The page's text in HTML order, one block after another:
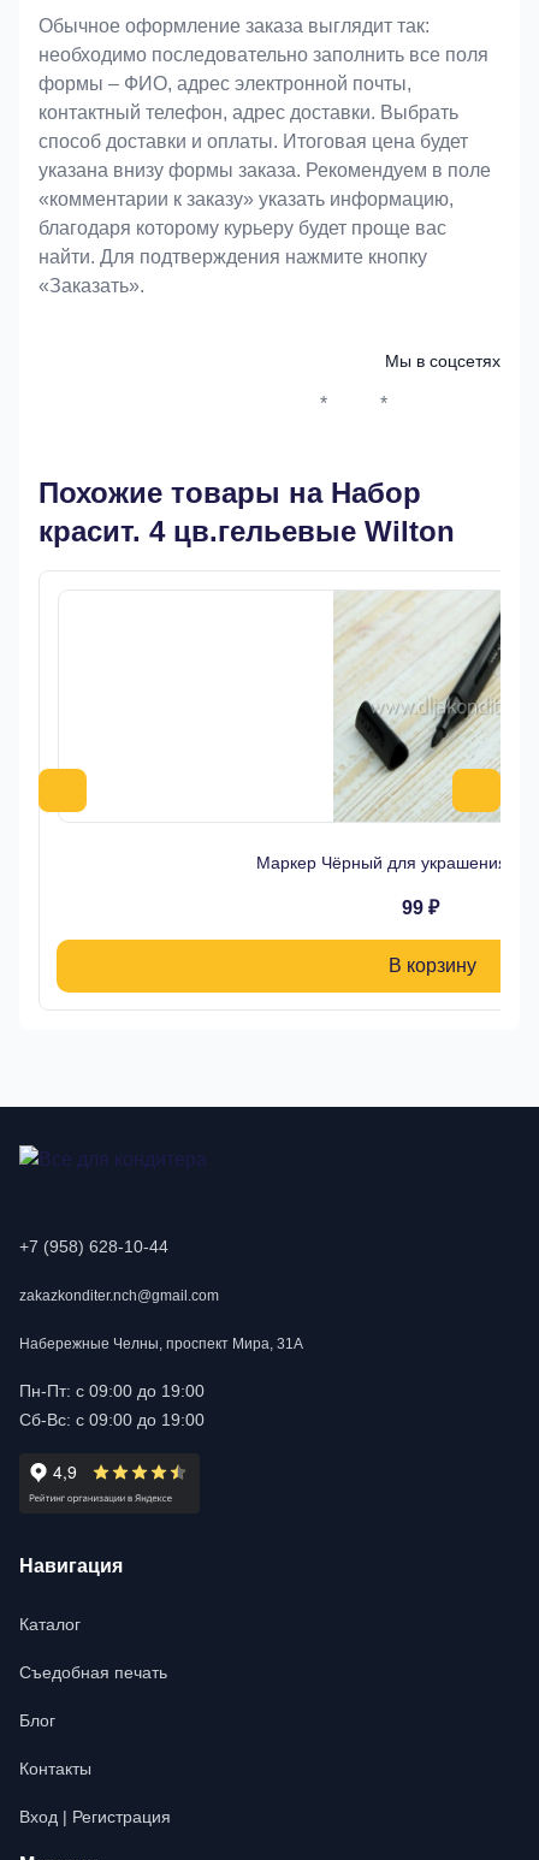
Обычное оформление заказа выглядит так:
необходимо последовательно заполнить все поля
формы – ФИО, адрес электронной почты,
контактный телефон, адрес доставки. Выбрать
способ доставки и оплаты. Итоговая цена будет
указана внизу формы заказа. Рекомендуем в поле
«комментарии к заказу» указать информацию,
благодаря которому курьеру будет проще вас
найти. Для подтверждения нажмите кнопку
«Заказать».
Мы в соцсетях
* *
Похожие товары на Набор
красит. 4 цв.гельевые Wilton
Маркер Чёрный для украшения
99 ₽
В корзину
+7 (958) 628-10-44
zakazkonditer.nch@gmail.com
Набережные Челны, проспект Мира, 31А
Пн-Пт: с 09:00 до 19:00
Сб-Вс: с 09:00 до 19:00
Навигация
Каталог
Съедобная печать
Блог
Контакты
Вход | Регистрация